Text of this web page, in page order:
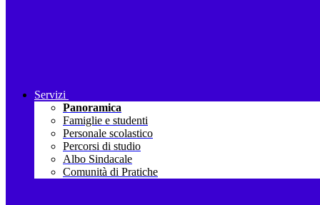
Servizi
Panoramica
Famiglie e studenti
Personale scolastico
Percorsi di studio
Albo Sindacale
Comunità di Pratiche